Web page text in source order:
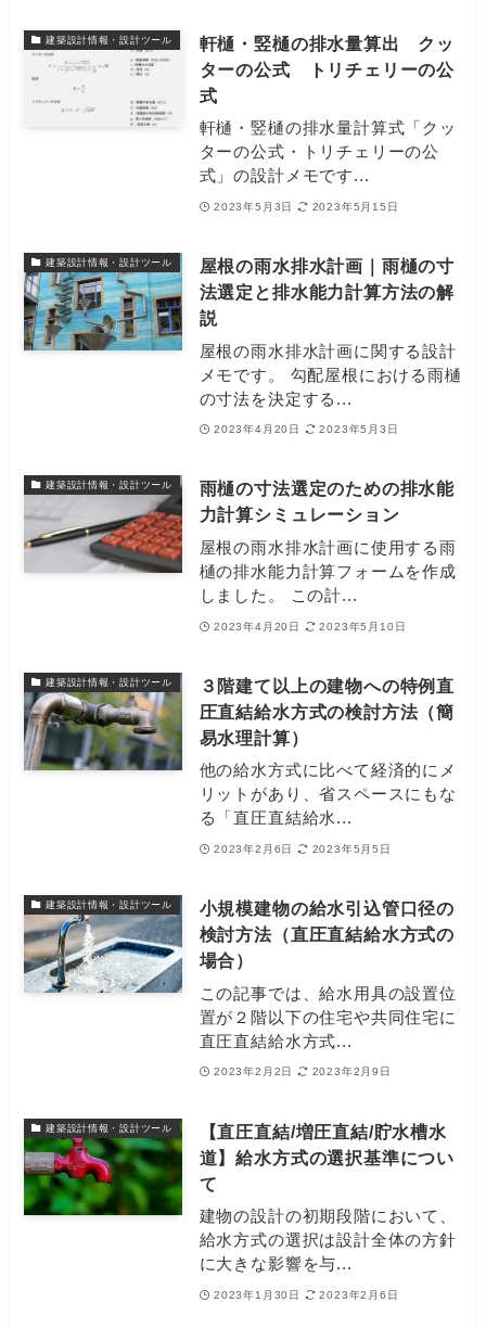
建築設計情報・設計ツール
軒樋・竪樋の排水量算出 クッ
ターの公式 トリチェリーの公
式
軒樋・竪樋の排水量計算式「クッ
ターの公式・トリチェリーの公
式」の設計メモです...
2023年5月3日 2023年5月15日
建築設計情報・設計ツール
屋根の雨水排水計画｜雨樋の寸
法選定と排水能力計算方法の解
説
屋根の雨水排水計画に関する設計
メモです。 勾配屋根における雨樋
の寸法を決定する...
2023年4月20日 2023年5月3日
建築設計情報・設計ツール
雨樋の寸法選定のための排水能
力計算シミュレーション
屋根の雨水排水計画に使用する雨
樋の排水能力計算フォームを作成
しました。 この計...
2023年4月20日 2023年5月10日
建築設計情報・設計ツール
３階建て以上の建物への特例直
圧直結給水方式の検討方法（簡
易水理計算）
他の給水方式に比べて経済的にメ
リットがあり、省スペースにもな
る「直圧直結給水...
2023年2月6日 2023年5月5日
建築設計情報・設計ツール
小規模建物の給水引込管口径の
検討方法（直圧直結給水方式の
場合）
この記事では、給水用具の設置位
置が２階以下の住宅や共同住宅に
直圧直結給水方式...
2023年2月2日 2023年2月9日
建築設計情報・設計ツール
【直圧直結/増圧直結/貯水槽水
道】給水方式の選択基準につい
て
建物の設計の初期段階において、
給水方式の選択は設計全体の方針
に大きな影響を与...
2023年1月30日 2023年2月6日